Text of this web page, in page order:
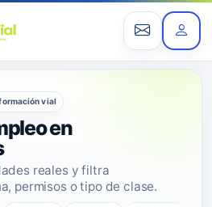
vial
en
reales y filtra
permisos o tipo de clase.